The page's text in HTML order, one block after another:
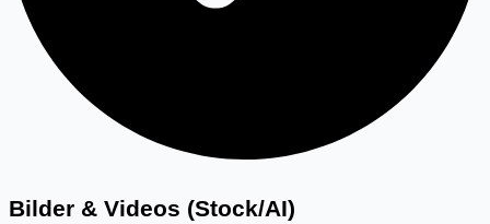
Bilder & Videos (Stock/AI)